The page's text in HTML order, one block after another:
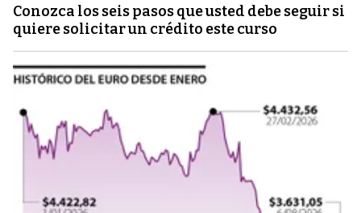
Conozca los seis pasos que usted debe seguir si
quiere solicitar un crédito este curso